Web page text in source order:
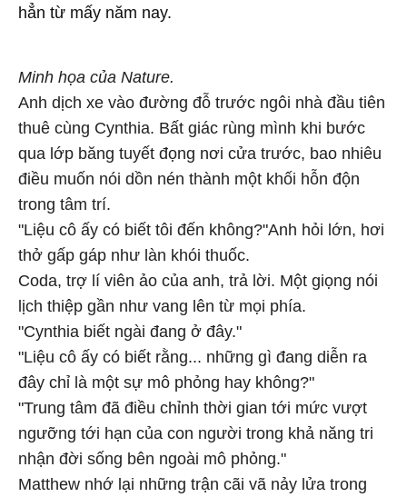
hẳn từ mấy năm nay.
Minh họa của Nature.
Anh dịch xe vào đường đỗ trước ngôi nhà đầu tiên
thuê cùng Cynthia. Bất giác rùng mình khi bước
qua lớp băng tuyết đọng nơi cửa trước, bao nhiêu
điều muốn nói dồn nén thành một khối hỗn độn
trong tâm trí.
"Liệu cô ấy có biết tôi đến không?"Anh hỏi lớn, hơi
thở gấp gáp như làn khói thuốc.
Coda, trợ lí viên ảo của anh, trả lời. Một giọng nói
lịch thiệp gần như vang lên từ mọi phía.
"Cynthia biết ngài đang ở đây."
"Liệu cô ấy có biết rằng... những gì đang diễn ra
đây chỉ là một sự mô phỏng hay không?"
"Trung tâm đã điều chỉnh thời gian tới mức vượt
ngưỡng tới hạn của con người trong khả năng tri
nhận đời sống bên ngoài mô phỏng."
Matthew nhớ lại những trận cãi vã nảy lửa trong